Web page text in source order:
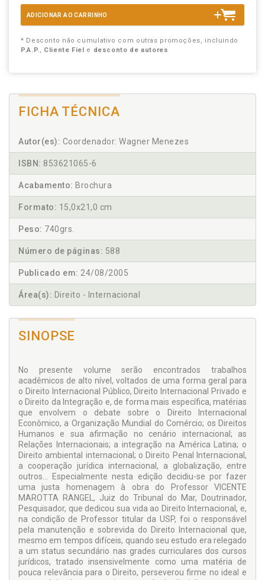
ADICIONAR AO CARRINHO
* Desconto não cumulativo com outras promoções, incluindo
P.A.P., Cliente Fiel e desconto de autores
FICHA TÉCNICA
Autor(es): Coordenador: Wagner Menezes
ISBN: 853621065-6
Acabamento: Brochura
Formato: 15,0x21,0 cm
Peso: 740grs.
Número de páginas: 588
Publicado em: 24/08/2005
Área(s): Direito - Internacional
SINOPSE
No presente volume serão encontrados trabalhos
acadêmicos de alto nível, voltados de uma forma geral para
o Direito Internacional Público, Direito Internacional Privado e
o Direito da Integração e, de forma mais específica, matérias
que envolvem o debate sobre o Direito Internacional
Econômico, a Organização Mundial do Comércio; os Direitos
Humanos e sua afirmação no cenário internacional; as
Relações Internacionais; a integração na América Latina; o
Direito ambiental internacional; o Direito Penal Internacional,
a cooperação jurídica internacional, a globalização, entre
outros... Especialmente nesta edição decidiu-se por fazer
uma justa homenagem à obra do Professor VICENTE
MAROTTA RANGEL, Juiz do Tribunal do Mar, Doutrinador,
Pesquisador, que dedicou sua vida ao Direito Internacional, e,
na condição de Professor titular da USP, foi o responsável
pela manutenção e sobrevida do Direito Internacional que,
mesmo em tempos difíceis, quando seu estudo era relegado
a um status secundário nas grades curriculares dos cursos
jurídicos, tratado insensivelmente como uma matéria de
pouca relevância para o Direito, perseverou firme no ideal e